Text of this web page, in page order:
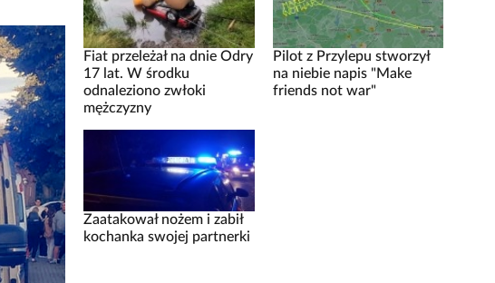
Fiat przeleżał na dnie Odry
17 lat. W środku
odnaleziono zwłoki
mężczyzny
Pilot z Przylepu stworzył
na niebie napis "Make
friends not war"
Zaatakował nożem i zabił
kochanka swojej partnerki